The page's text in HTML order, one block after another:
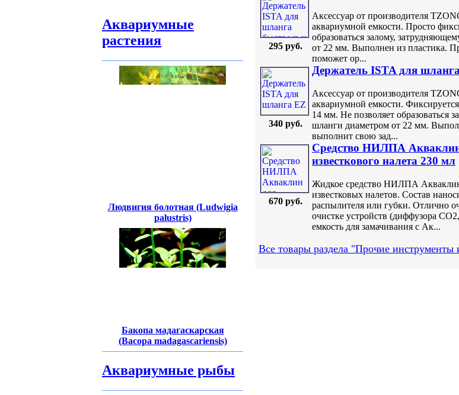
Аквариумные
растения
Людвигия болотная (Ludwigia
palustris)
Бакопа мадагаскарская
(Bacopa madagascariensis)
Аквариумные рыбы
295 руб.
Аксессуар от производителя
аквариумной емкости. Просто
образоваться залому,
от 22 мм. Выполнен из пластика.
поможет ор...
340 руб.
Держатель ISTA для
Аксессуар от производителя
аквариумной емкости.
14 мм. Не позволяет образоваться
шланги диаметром от 22 мм.
выполнит свою зад...
670 руб.
Средство НИЛПА Акваклин
известкового налета 230 мл
Жидкое средство НИЛПА Акваклин
известковых налетов. Состав
распылителя или губки. Отлично
очистке устройств (диффузора
емкость для замачивания с Ак...
Все товары раздела "Прочие инструменты